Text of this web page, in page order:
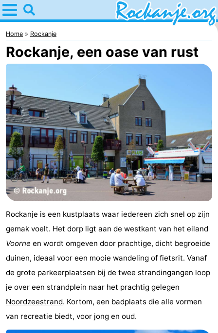
Home
Rockanje
Tips
kinderen
Overnachten
Appartementen
Bed
(&
breakfasts)
Campings
Hotels
-
Helius
Poort
Zeeland
-
Waterbos
Last
Home Rockanje
Rockanje, een oase van rust
Rockanje is een kustplaats waar iedereen zich snel op zijn
gemak voelt. Het dorp ligt aan de westkant van het eiland
Voorne en wordt omgeven door prachtige, dicht begroeide
duinen, ideaal voor een mooie wandeling of fietsrit. Vanaf
de grote parkeerplaatsen bij de twee strandingangen loop
je over een strandplein naar het prachtig gelegen
Noordzeestrand. Kortom, een badplaats die alle vormen
van recreatie biedt, voor jong en oud.